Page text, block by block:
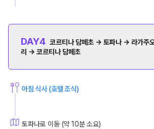
DAY4 코르티나 담페초 → 토파나 → 라가주
리 → 코르티나 담페초
아침 식사 (호텔 조식)
토파나로 이동 (약 10분 소요)